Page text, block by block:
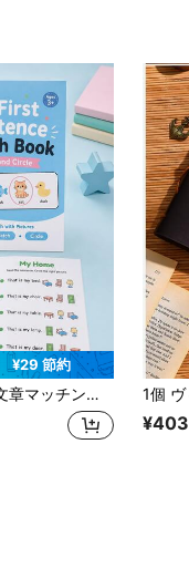
¥29 節約
絵に丸をつける 新学期シーズン 学校復帰 補習学習ノート 教師宿題本
¥403